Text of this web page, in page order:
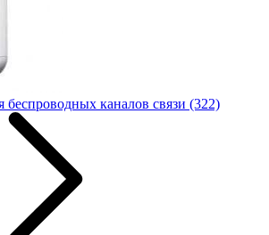
беспроводных каналов связи (322)